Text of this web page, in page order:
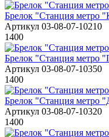
Брелок "Станция метро
Артикул 03-08-07-10210
1400
Брелок "Станция
Артикул 03-08-07-10350
1400
Брелок "Станция метро
Артикул 03-08-07-10320
1400